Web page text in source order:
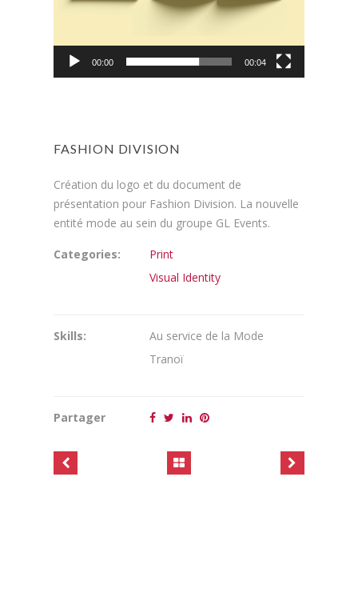
00:00 00:04
FASHION DIVISION
Création du logo et du document de
présentation pour Fashion Division. La nouvelle
entité mode au sein du groupe GL Events.
Categories:
Print
Visual Identity
Skills:
Au service de la Mode
Tranoï
Partager